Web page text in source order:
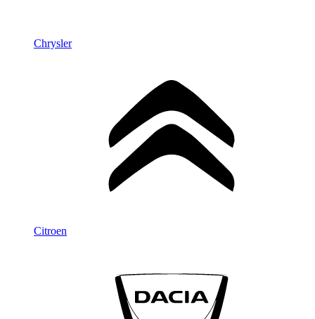
Chrysler
Citroen